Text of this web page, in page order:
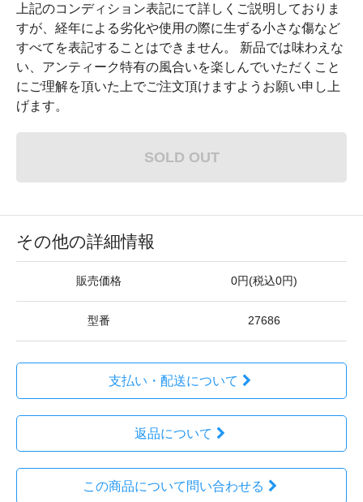
上記のコンディション表記にて詳しくご説明しておりま
すが、経年による劣化や使用の際に生ずる小さな傷など
すべてを表記することはできません。 新品では味わえな
い、アンティーク特有の風合いを楽しんでいただくこと
にご理解を頂いた上でご注文頂けますようお願い申し上
げます。
SOLD OUT
その他の詳細情報
販売価格 0円(税込0円)
型番 27686
支払い・配送について
返品について
この商品について問い合わせる